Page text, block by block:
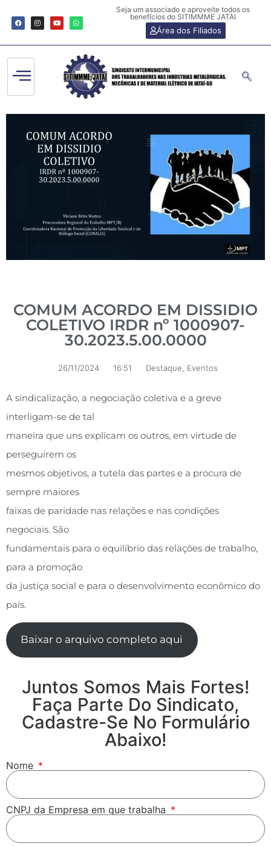
Seja um associado e aproveite todos os
benefícios do SITIMMME JATAI
Área dos Filiados
COMUM ACORDO EM DISSIDIO
COLETIVO IRDR nº 1000907-
30.2023.5.00.0000
26/11/2024 16:51 Destaque Eventos
A sindicalização, a negociação coletiva e a greve
interligam-se de tal
maneira que uns explicam os outros, em virtude de
perseguirem os
mesmos objetivos, a tutela das partes e a procura de
sempre maiores
faixas de paridade nas relações e nas condições
negociais. São
fundamentais para o equilíbrio das relações de trabalho,
para a promoção
da justiça social e para o desenvolvimento econômico do
país.
Baixar o arquivo completo aqui
Juntos Somos Mais Fortes!
Faça Parte Do Sindicato,
Cadastre-Se No Formulário
Abaixo!
Nome
CNPJ da Empresa em que trabalha